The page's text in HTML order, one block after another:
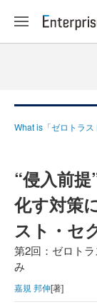
What is「ゼロトラ
“侵入前
化す対策
スト・セ
第2回：ゼロト
み
嘉規 邦伸[著]